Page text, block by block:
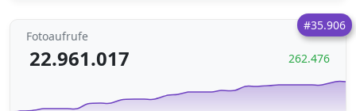
#35.906
Fotoaufrufe
22.961.017 262.476